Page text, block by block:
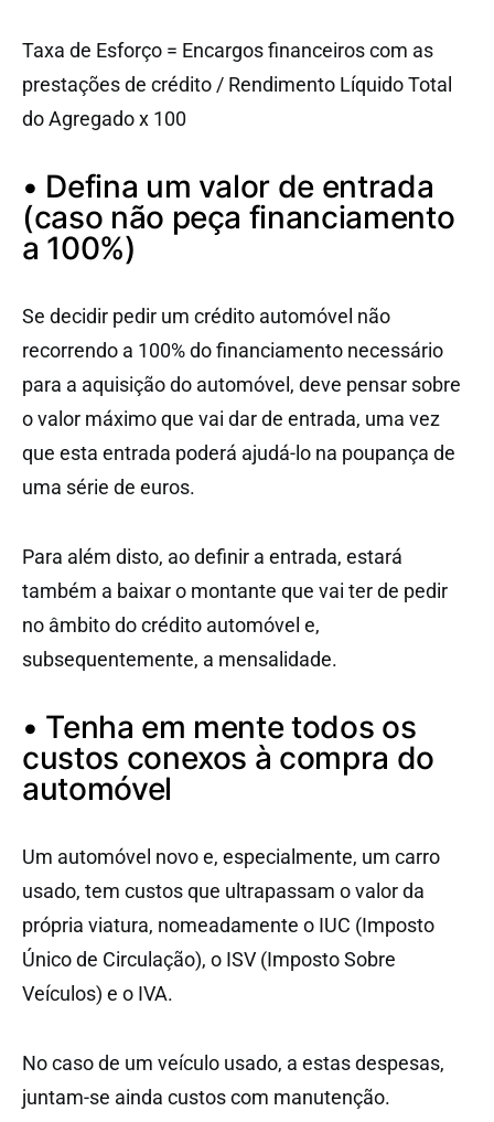
Taxa de Esforço = Encargos financeiros com as
prestações de crédito / Rendimento Líquido Total
do Agregado x 100
• Defina um valor de entrada
(caso não peça financiamento
a 100%)
Se decidir pedir um crédito automóvel não
recorrendo a 100% do financiamento necessário
para a aquisição do automóvel, deve pensar sobre
o valor máximo que vai dar de entrada, uma vez
que esta entrada poderá ajudá-lo na poupança de
uma série de euros.
Para além disto, ao definir a entrada, estará
também a baixar o montante que vai ter de pedir
no âmbito do crédito automóvel e,
subsequentemente, a mensalidade.
• Tenha em mente todos os
custos conexos à compra do
automóvel
Um automóvel novo e, especialmente, um carro
usado, tem custos que ultrapassam o valor da
própria viatura, nomeadamente o IUC (Imposto
Único de Circulação), o ISV (Imposto Sobre
Veículos) e o IVA.
No caso de um veículo usado, a estas despesas,
juntam-se ainda custos com manutenção.